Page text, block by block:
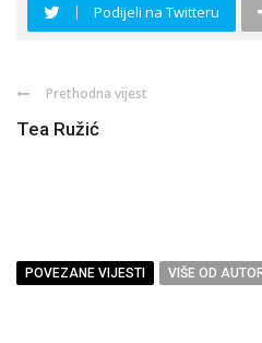
Podijeli na Twitteru
Prethodna vijest
Tea Ružić
POVEZANE VIJESTI VIŠE OD